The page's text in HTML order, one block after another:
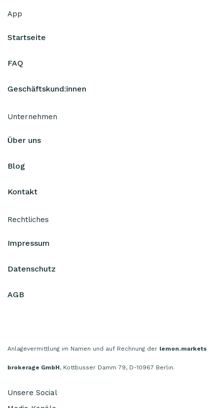
App
Startseite
FAQ
Geschäftskund:innen
Unternehmen
Über uns
Blog
Kontakt
Rechtliches
Impressum
Datenschutz
AGB
Anlagevermittlung im Namen und auf Rechnung der lemon.markets
brokerage GmbH, Kottbusser Damm 79, D-10967 Berlin.
Unsere Social